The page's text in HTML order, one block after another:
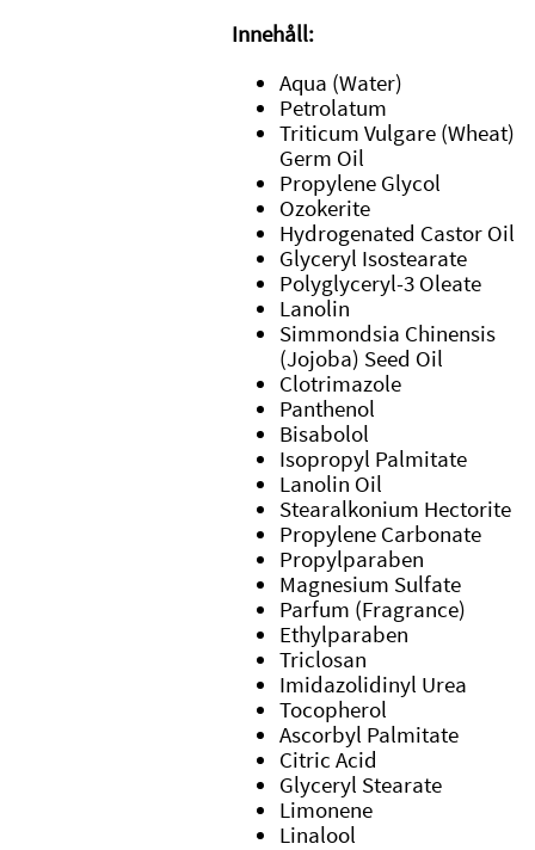
Innehåll:
Aqua (Water)
Petrolatum
Triticum Vulgare (Wheat)
Germ Oil
Propylene Glycol
Ozokerite
Hydrogenated Castor Oil
Glyceryl Isostearate
Polyglyceryl-3 Oleate
Lanolin
Simmondsia Chinensis
(Jojoba) Seed Oil
Clotrimazole
Panthenol
Bisabolol
Isopropyl Palmitate
Lanolin Oil
Stearalkonium Hectorite
Propylene Carbonate
Propylparaben
Magnesium Sulfate
Parfum (Fragrance)
Ethylparaben
Triclosan
Imidazolidinyl Urea
Tocopherol
Ascorbyl Palmitate
Citric Acid
Glyceryl Stearate
Limonene
Linalool